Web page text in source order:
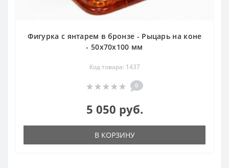
Фигурка с янтарем в бронзе - Рыцарь на коне
- 50х70х100 мм
Код товара: 1437
0
5 050 руб.
В КОРЗИНУ